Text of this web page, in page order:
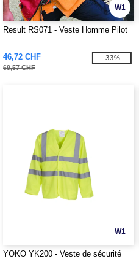
W1
Result RS071 - Veste Homme Pilot
46,72 CHF
69,57 CHF
-33%
W1
YOKO YK200 - Veste de sécurité